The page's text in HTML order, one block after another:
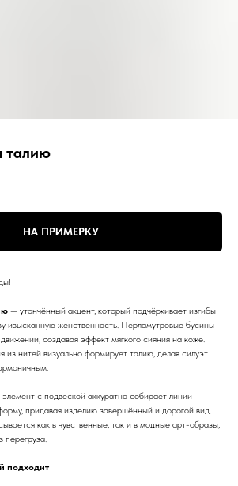
талию
НА ПРИМЕРКУ
— утончённый акцент, который подчёркивает изгибы
изысканную женственность. Перламутровые бусины
создавая эффект мягкого сияния на коже.
из нитей визуально формирует талию, делая силуэт
с подвеской аккуратно собирает линии
придавая изделию завершённый и дорогой вид.
как в чувственные, так и в модные арт-образы,
перегруза.
подходит